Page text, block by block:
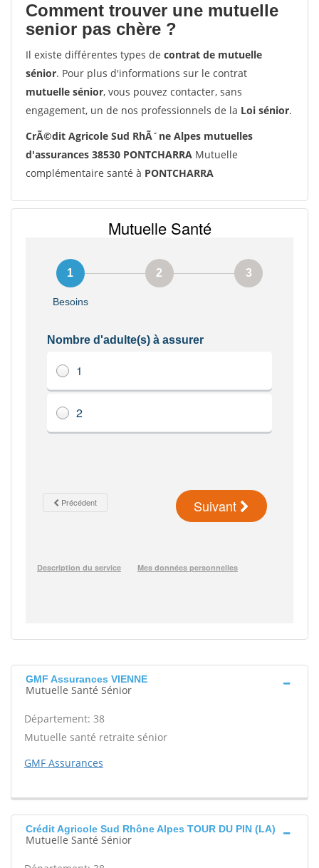
Comment trouver une mutuelle
senior pas chère ?
Il existe différentes types de contrat de mutuelle
sénior. Pour plus d'informations sur le contrat
mutuelle sénior, vous pouvez contacter, sans
engagement, un de nos professionnels de la Loi sénior.
CrÃ©dit Agricole Sud RhÃ´ne Alpes mutuelles
d'assurances 38530 PONTCHARRA Mutuelle
complémentaire santé à PONTCHARRA
GMF Assurances VIENNE
Mutuelle Santé Sénior
Département: 38
Mutuelle santé retraite sénior
GMF Assurances
Crédit Agricole Sud Rhône Alpes TOUR DU PIN (LA)
Mutuelle Santé Sénior